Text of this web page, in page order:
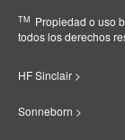
TM Propiedad o uso
todos los derechos
HF Sinclair >
Sonneborn >